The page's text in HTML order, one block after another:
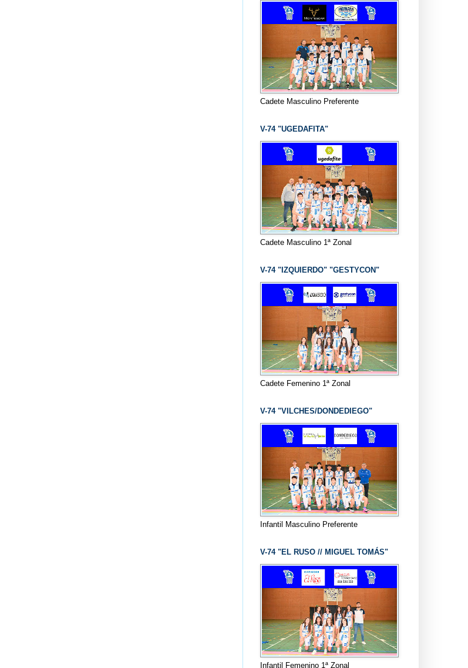
Cadete Masculino Preferente
V-74 "UGEDAFITA"
Cadete Masculino 1ª Zonal
V-74 "IZQUIERDO" "GESTYCON"
Cadete Femenino 1ª Zonal
V-74 "VILCHES/DONDEDIEGO"
Infantil Masculino Preferente
V-74 "EL RUSO // MIGUEL TOMÁS"
Infantil Femenino 1ª Zonal